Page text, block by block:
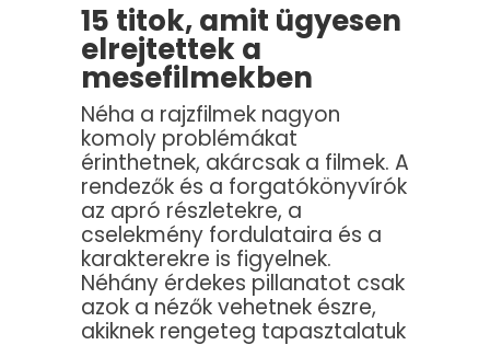
15 titok, amit ügyesen
elrejtettek a
mesefilmekben
Néha a rajzfilmek nagyon
komoly problémákat
érinthetnek, akárcsak a filmek. A
rendezők és a forgatókönyvírók
az apró részletekre, a
cselekmény fordulataira és a
karakterekre is figyelnek.
Néhány érdekes pillanatot csak
azok a nézők vehetnek észre,
akiknek rengeteg tapasztalatuk